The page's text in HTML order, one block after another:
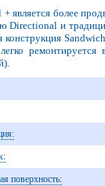
+ является более
Directional и
конструкция
легко
поверхность: